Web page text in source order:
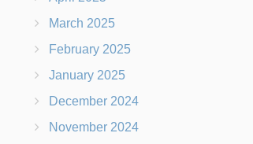
March 2025
February 2025
January 2025
December 2024
November 2024